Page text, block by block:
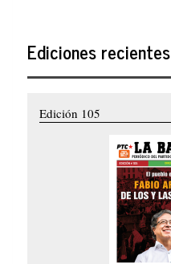
Ediciones recientes
Edición 105